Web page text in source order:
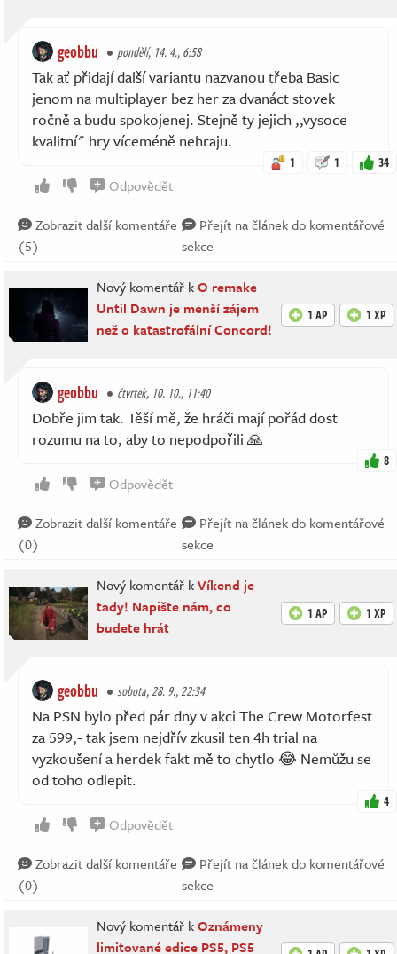
geobbu pondělí, 14. 4., 6:58
Tak ať přidají další variantu nazvanou třeba Basic
jenom na multiplayer bez her za dvanáct stovek
ročně a budu spokojenej. Stejně ty jejich ,,vysoce
kvalitní" hry víceméně nehraju.
1 1 34
Odpovědět
Zobrazit další komentáře
(5)
Přejít na článek do komentářové
sekce
Nový komentář kO remake
Until Dawn je menší zájem
než o katastrofální Concord!
1 AP 1 XP
geobbu čtvrtek, 10. 10., 11:40
Dobře jim tak. Těší mě, že hráči mají pořád dost
rozumu na to, aby to nepodpořili 🙏
8
Odpovědět
Zobrazit další komentáře
(0)
Přejít na článek do komentářové
sekce
Nový komentář kVíkend je
tady! Napište nám, co
budete hrát
1 AP 1 XP
geobbu sobota, 28. 9., 22:34
Na PSN bylo před pár dny v akci The Crew Motorfest
za 599,- tak jsem nejdřív zkusil ten 4h trial na
vyzkoušení a herdek fakt mě to chytlo 😂 Nemůžu se
od toho odlepit.
4
Odpovědět
Zobrazit další komentáře
(0)
Přejít na článek do komentářové
sekce
Nový komentář kOznámeny
limitované edice PS5, PS5